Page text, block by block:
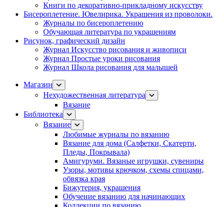
Книги по декоративно-прикладному искусству
Бисероплетение. Ювелирика. Украшения из проволоки.
Журналы по бисероплетению
Обучающая литература по украшениям
Рисунок, графический дизайн
Журнал Искусство рисования и живописи
Журнал Простые уроки рисования
Журнал Школа рисования для малышей
Магазин
Нехудожественная литература
Вязание
Библиотека
Вязание
Любимые журналы по вязанию
Вязание для дома (Салфетки, Скатерти,
Пледы, Покрывала)
Амигуруми. Вязаные игрушки, сувениры
Узоры, мотивы крючком, схемы спицами,
обвязка края
Бижутерия, украшения
Обучение вязанию для начинающих
Коллекции по вязанию